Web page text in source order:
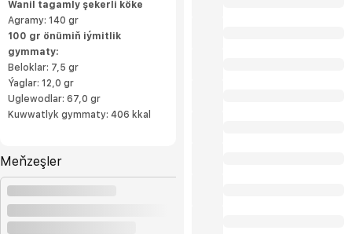
Wanil tagamly şekerli köke
Agramy: 140 gr
100 gr önümiň iýmitlik
gymmaty:
Beloklar: 7,5 gr
Ýaglar: 12,0 gr
Uglewodlar: 67,0 gr
Kuwwatlyk gymmaty: 406 kkal
Meňzeşler